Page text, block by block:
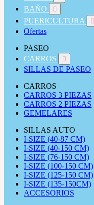
BAÑO 
PUERICULTURA 
Ofertas
PASEO
CARROS

SILLAS DE PASEO
CARROS
CARROS 3 PIEZAS
CARROS 2 PIEZAS
GEMELARES
SILLAS AUTO
I-SIZE (40-87 CM)
I-SIZE (40-150 CM)
I-SIZE (76-150 CM)
I-SIZE (100-150 CM)
I-SIZE (125-150 CM)
I-SIZE (135-150CM)
ACCESORIOS